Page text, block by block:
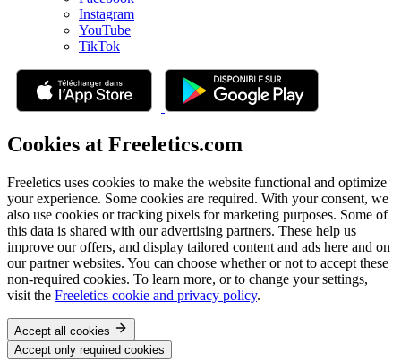
Instagram
YouTube
TikTok
Cookies at Freeletics.com
Freeletics uses cookies to make the website functional and optimize
your experience. Some cookies are required. With your consent, we
also use cookies or tracking pixels for marketing purposes. Some of
this data is shared with our advertising partners. These help us
improve our offers, and display tailored content and ads here and on
our partner websites. You can choose whether or not to accept these
non-required cookies. To learn more, or to change your settings,
visit the Freeletics cookie and privacy policy.
Accept all cookies
Accept only required cookies